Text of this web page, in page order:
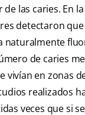
las caries. En
detectaron
naturalmente
de caries
vivían en zonas
realizados
veces que si